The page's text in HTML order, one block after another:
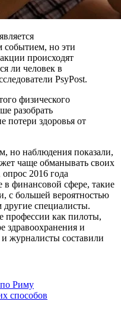
событием, но эти
происходят
ли человек в
PsyPost.
физического
разобрать
потери здоровья от
но наблюдения показали,
чаще обманывать своих
2016 года
финансовой сфере, такие
с большей вероятностью
специалисты.
профессии как пилоты,
здравоохранения и
журналисты составили
по Риму
способов